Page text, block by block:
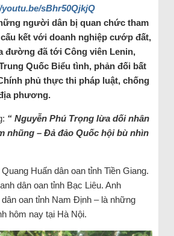
sBhr50QjkjQ
người dân bị quan chức tham
kết với doanh nghiệp cướp đất,
đường đã tới Công viên Lenin,
Quốc Biểu tình, phản đối bất
phủ thực thi pháp luật, chống
phương.
“ Nguyễn Phú Trọng lừa dối nhân
nhũng – Đả đảo Quốc hội bù nhìn
Huấn dân oan tỉnh Tiền Giang.
dân oan tỉnh Bạc Liêu. Anh
oan tỉnh Nam Định – là những
hôm nay tại Hà Nội.